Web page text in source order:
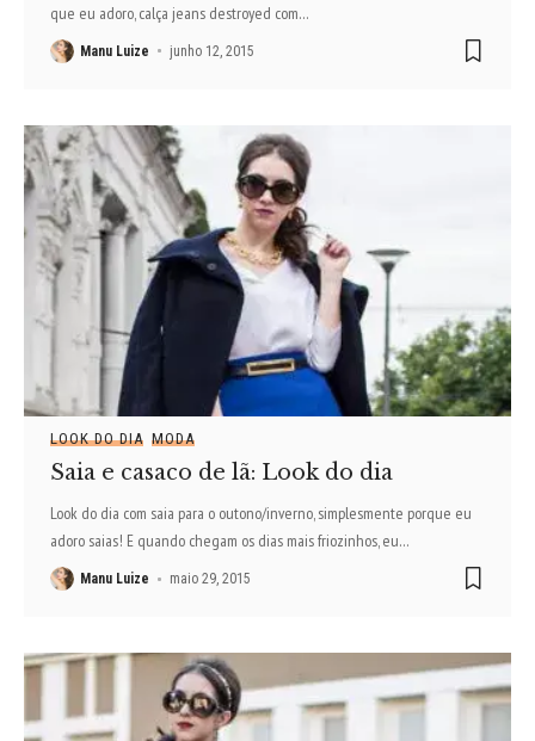
que eu adoro, calça jeans destroyed com…
Manu Luize junho 12, 2015
LOOK DO DIA MODA
Saia e casaco de lã: Look do dia
Look do dia com saia para o outono/inverno, simplesmente porque eu
adoro saias! E quando chegam os dias mais friozinhos, eu…
Manu Luize maio 29, 2015